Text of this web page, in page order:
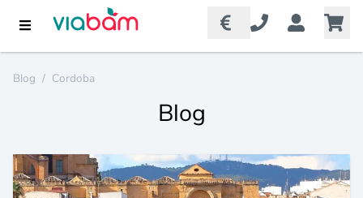
Blog / Cordoba
Blog